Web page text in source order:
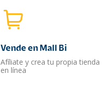
Vende en Mall Bi
Afíliate y crea tu propia tienda
en línea